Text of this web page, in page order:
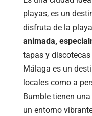
playas, es un
disfruta de la
animada,
tapas y
Málaga es un
locales como a
Bumble tienen
un entorno